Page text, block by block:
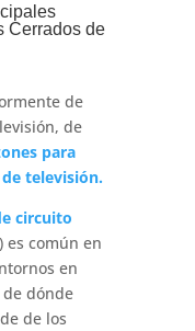
Cerrados de
de
de
para
televisión.
circuito
es común en
en
dónde
de los